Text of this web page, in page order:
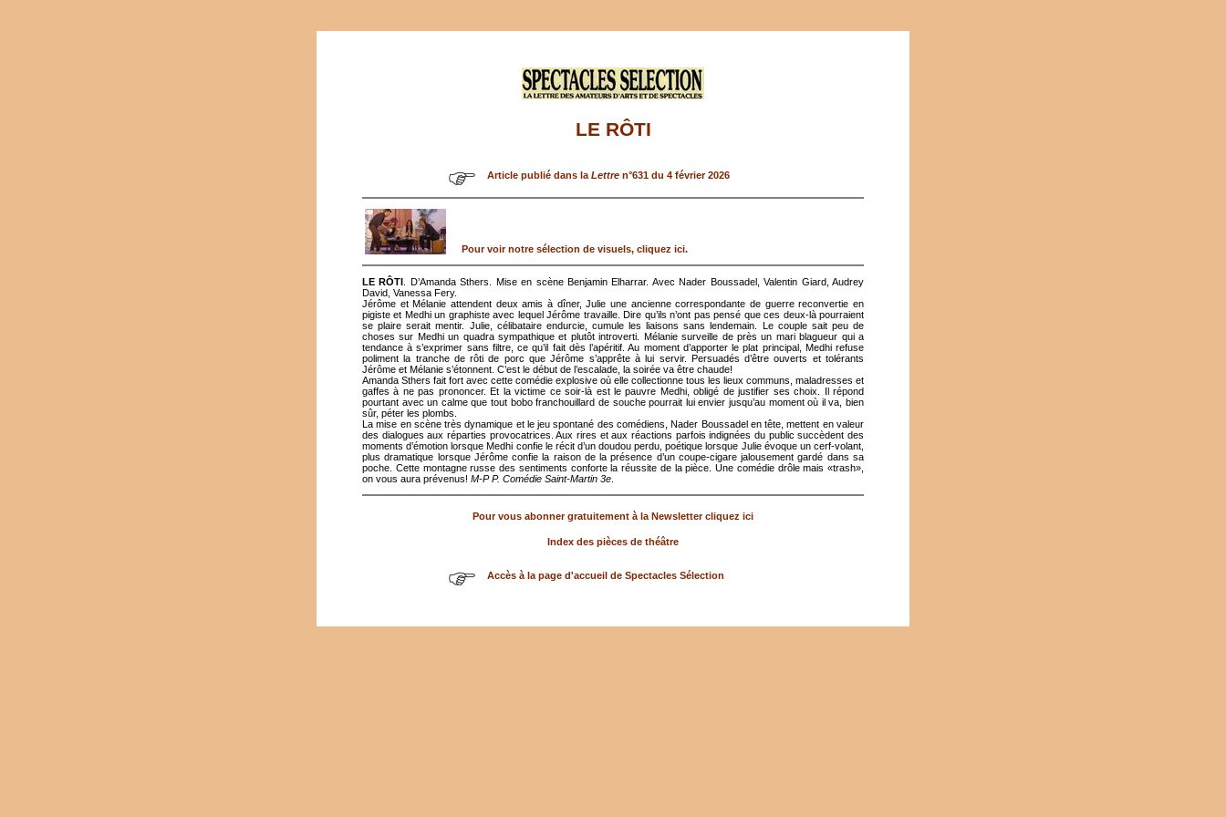
LE RÔTI
Article publié dans la Lettre n°631 du 4 février 2026
Pour voir notre sélection de visuels, cliquez ici.
LE RÔTI . D’Amanda Sthers. Mise en scène Benjamin Elharrar. Avec Nader Boussadel, Valentin Giard, Audrey
David, Vanessa Fery.
Jérôme et Mélanie attendent deux amis à dîner, Julie une ancienne correspondante de guerre reconvertie en
pigiste et Medhi un graphiste avec lequel Jérôme travaille. Dire qu’ils n’ont pas pensé que ces deux-là pourraient
se plaire serait mentir. Julie, célibataire endurcie, cumule les liaisons sans lendemain. Le couple sait peu de
choses sur Medhi un quadra sympathique et plutôt introverti. Mélanie surveille de près un mari blagueur qui a
tendance à s’exprimer sans filtre, ce qu’il fait dès l’apéritif. Au moment d’apporter le plat principal, Medhi refuse
poliment la tranche de rôti de porc que Jérôme s’apprête à lui servir. Persuadés d’être ouverts et tolérants
Jérôme et Mélanie s’étonnent. C’est le début de l’escalade, la soirée va être chaude!
Amanda Sthers fait fort avec cette comédie explosive où elle collectionne tous les lieux communs, maladresses et
gaffes à ne pas prononcer. Et la victime ce soir-là est le pauvre Medhi, obligé de justifier ses choix. Il répond
pourtant avec un calme que tout bobo franchouillard de souche pourrait lui envier jusqu’au moment où il va, bien
sûr, péter les plombs.
La mise en scène très dynamique et le jeu spontané des comédiens, Nader Boussadel en tête, mettent en valeur
des dialogues aux réparties provocatrices. Aux rires et aux réactions parfois indignées du public succèdent des
moments d’émotion lorsque Medhi confie le récit d’un doudou perdu, poétique lorsque Julie évoque un cerf-volant,
plus dramatique lorsque Jérôme confie la raison de la présence d’un coupe-cigare jalousement gardé dans sa
poche. Cette montagne russe des sentiments conforte la réussite de la pièce. Une comédie drôle mais «trash»,
on vous aura prévenus! M-P P. Comédie Saint-Martin 3e
Pour vous abonner gratuitement à la Newsletter cliquez ici
Index des pièces de théâtre
Accès à la page d'accueil de Spectacles Sélection